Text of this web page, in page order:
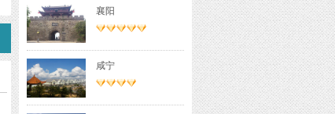
襄阳
咸宁